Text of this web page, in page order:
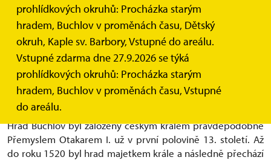
prohlídkových okruhů: Procházka starým
hradem, Buchlov v proměnách času, Dětský
okruh, Kaple sv. Barbory, Vstupné do areálu.
Vstupné zdarma dne 27.9.2026 se týká
prohlídkových okruhů: Procházka starým
hradem, Buchlov v proměnách času, Vstupné
do areálu.
Počet žáků ve skupině:
24 (maximálně 30)
Místo realizace:lovecký salonek/taneční sál a interiéry
státního hradu Buchlova
Celková doba realizace:1,5 -2 hodiny čistého času
Kontext:
Hrad Buchlov byl založený českým králem pravděpodobně
Přemyslem Otakarem I. už v první polovině 13. století. Až
do roku 1520 byl hrad majetkem krále a následně přechází